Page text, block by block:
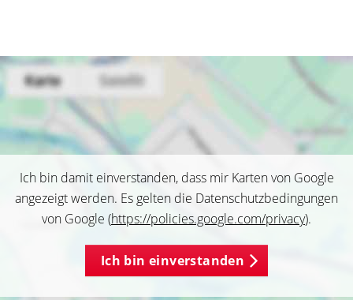
Ich bin damit einverstanden, dass mir Karten von Google
angezeigt werden. Es gelten die Datenschutzbedingungen
von Google (https://policies.google.com/privacy).
Ich bin einverstanden